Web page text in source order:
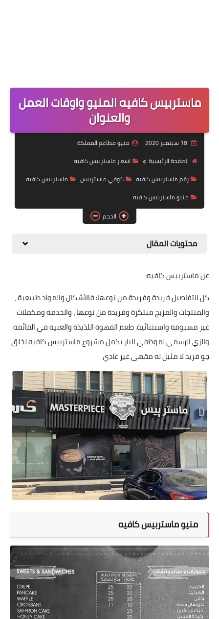
ماستربيس كافيه المنيو واوقات العمل
والعنوان
18 سبتمبر 2020
منيو مطاعم المملكة
الصفحة الرئيسية
اسعار ماستربيس كافيه
رقم ماستربيس كافيه
كوفي ماستربيس
ماستربيس كافيه
منيو ماستربيس كافيه
الحجم
محتويات المقال
عن ماستربيس كافيه:
كل التفاصيل فريدة وفريدة من نوعها: فالأشكال والمواد طبيعية ،
والمنتجات والمزيج مبتكرة وفريدة من نوعها ، والخدمة ومكملات
غير مسبوقة واستثنائية. طعم القهوة اللذيذة والغنية في القائمة
والزي الرسمي لموظفي البار يكمل مشروع ماستربيس كافيه لخلق
جو فريد لا مثيل له مقهى غير عادي
منيو ماستربيس كافيه